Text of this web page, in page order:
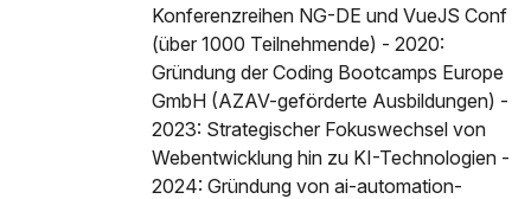
Konferenzreihen NG-DE und VueJS Conf
(über 1000 Teilnehmende) - 2020:
Gründung der Coding Bootcamps Europe
GmbH (AZAV-geförderte Ausbildungen) -
2023: Strategischer Fokuswechsel von
Webentwicklung hin zu KI-Technologien -
2024: Gründung von ai-automation-